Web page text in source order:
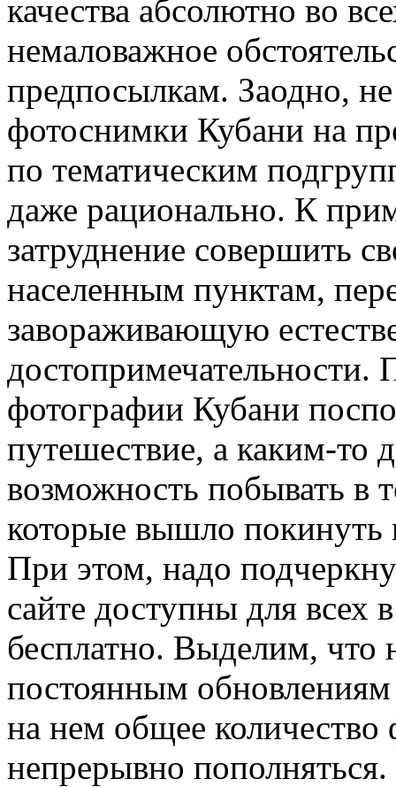
качества абсолютно во
немаловажное
предпосылкам. Заодно,
фотоснимки Кубани на
по тематическим
даже рационально. К
затруднение совершить
населенным пунктам,
завораживающую
фотографии Кубани
путешествие, а каким-то
возможность побывать в
которые вышло покинуть
При этом, надо
сайте доступны для
бесплатно. Выделим, что
постоянным обновлениям
на нем общее
непрерывно пополняться.